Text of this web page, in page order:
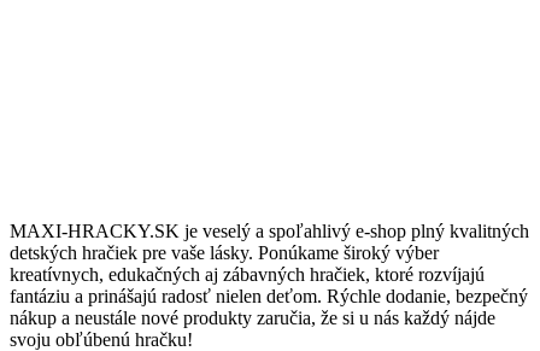
MAXI-HRACKY.SK je veselý a spoľahlivý e-shop plný kvalitných
detských hračiek pre vaše lásky. Ponúkame široký výber
kreatívnych, edukačných aj zábavných hračiek, ktoré rozvíjajú
fantáziu a prinášajú radosť nielen deťom. Rýchle dodanie, bezpečný
nákup a neustále nové produkty zaručia, že si u nás každý nájde
svoju obľúbenú hračku!